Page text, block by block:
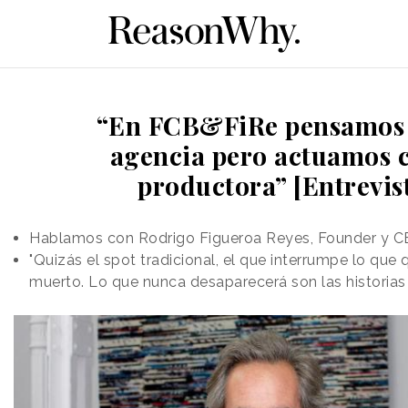
“En FCB&FiRe
agencia pero actuamos
productora”
Hablamos con Rodrigo Figueroa Reyes, Founder y
"Quizás el spot tradicional, el que interrumpe lo que
muerto. Lo que nunca desaparecerá son las